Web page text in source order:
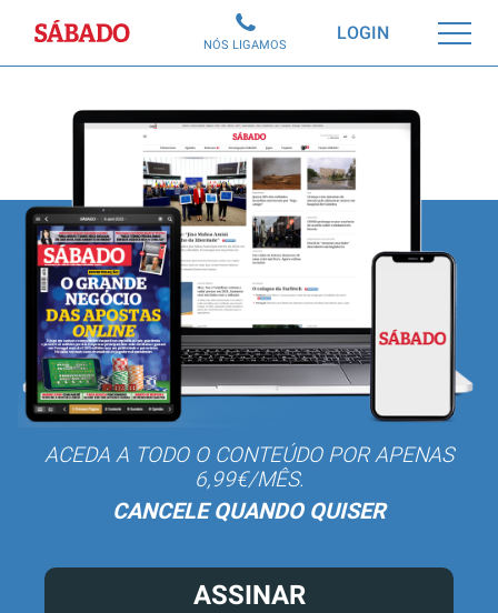
Sábado LOGIN
NÓS LIGAMOS
ACEDA A TODO O CONTEÚDO POR APENAS
6,99€/MÊS.
CANCELE QUANDO QUISER
ASSINAR